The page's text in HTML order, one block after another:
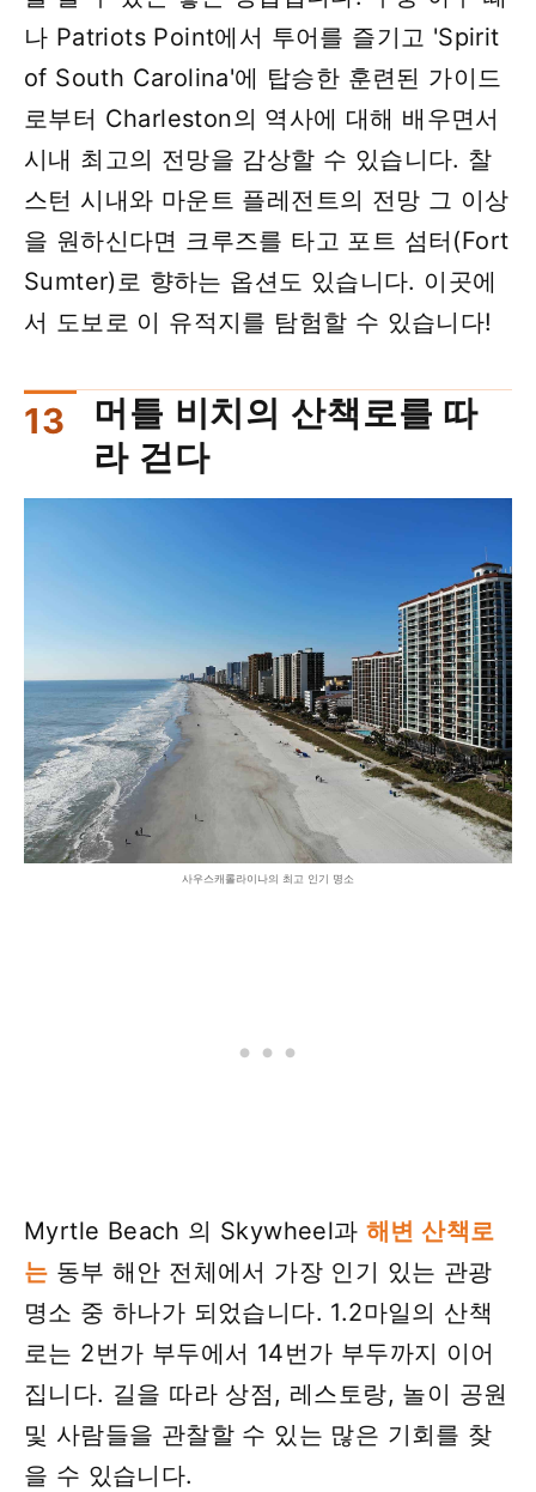
나 Patriots Point에서 투어를 즐기고 'Spirit
of South Carolina'에 탑승한 훈련된 가이드
로부터 Charleston의 역사에 대해 배우면서
시내 최고의 전망을 감상할 수 있습니다. 찰
스턴 시내와 마운트 플레전트의 전망 그 이상
을 원하신다면 크루즈를 타고 포트 섬터(Fort
Sumter)로 향하는 옵션도 있습니다. 이곳에
서 도보로 이 유적지를 탐험할 수 있습니다!
머틀 비치의 산책로를 따
라 걷다
사우스캐롤라이나의 최고 인기 명소
Myrtle Beach 의 Skywheel과 해변 산책로
는 동부 해안 전체에서 가장 인기 있는 관광
명소 중 하나가 되었습니다. 1.2마일의 산책
로는 2번가 부두에서 14번가 부두까지 이어
집니다. 길을 따라 상점, 레스토랑, 놀이 공원
및 사람들을 관찰할 수 있는 많은 기회를 찾
을 수 있습니다.